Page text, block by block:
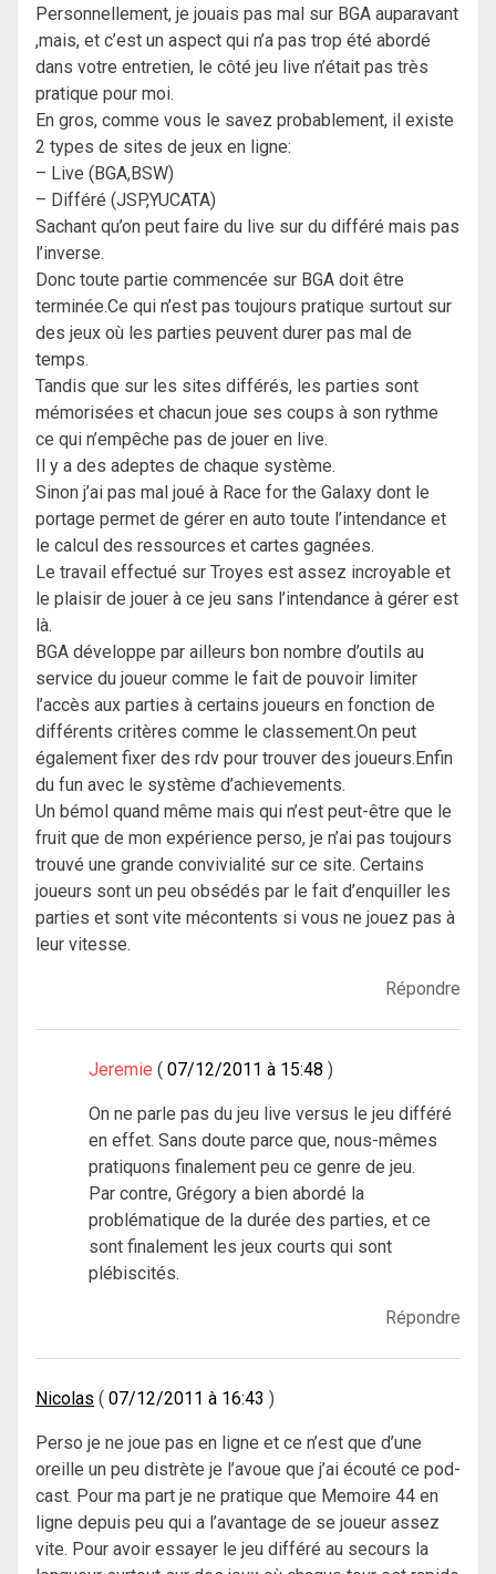
Personnellement, je jouais pas mal sur BGA auparavant
,mais, et c’est un aspect qui n’a pas trop été abordé
dans votre entretien, le côté jeu live n’était pas très
pratique pour moi.
En gros, comme vous le savez probablement, il existe
2 types de sites de jeux en ligne:
– Live (BGA,BSW)
– Différé (JSP,YUCATA)
Sachant qu’on peut faire du live sur du différé mais pas
l’inverse.
Donc toute partie commencée sur BGA doit être
terminée.Ce qui n’est pas toujours pratique surtout sur
des jeux où les parties peuvent durer pas mal de
temps.
Tandis que sur les sites différés, les parties sont
mémorisées et chacun joue ses coups à son rythme
ce qui n’empêche pas de jouer en live.
Il y a des adeptes de chaque système.
Sinon j’ai pas mal joué à Race for the Galaxy dont le
portage permet de gérer en auto toute l’intendance et
le calcul des ressources et cartes gagnées.
Le travail effectué sur Troyes est assez incroyable et
le plaisir de jouer à ce jeu sans l’intendance à gérer est
là.
BGA développe par ailleurs bon nombre d’outils au
service du joueur comme le fait de pouvoir limiter
l’accès aux parties à certains joueurs en fonction de
différents critères comme le classement.On peut
également fixer des rdv pour trouver des joueurs.Enfin
du fun avec le système d’achievements.
Un bémol quand même mais qui n’est peut-être que le
fruit que de mon expérience perso, je n’ai pas toujours
trouvé une grande convivialité sur ce site. Certains
joueurs sont un peu obsédés par le fait d’enquiller les
parties et sont vite mécontents si vous ne jouez pas à
leur vitesse.
Répondre
Jeremie 07/12/2011 à 15:48
On ne parle pas du jeu live versus le jeu différé
en effet. Sans doute parce que, nous-mêmes
pratiquons finalement peu ce genre de jeu.
Par contre, Grégory a bien abordé la
problématique de la durée des parties, et ce
sont finalement les jeux courts qui sont
plébiscités.
Répondre
Nicolas 07/12/2011 à 16:43
Perso je ne joue pas en ligne et ce n’est que d’une
oreille un peu distrète je l’avoue que j’ai écouté ce pod-
cast. Pour ma part je ne pratique que Memoire 44 en
ligne depuis peu qui a l’avantage de se joueur assez
vite. Pour avoir essayer le jeu différé au secours la